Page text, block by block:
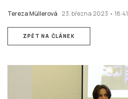
Tereza Müllerová 23. března 2023 • 18:41
ZPĚT NA ČLÁNEK